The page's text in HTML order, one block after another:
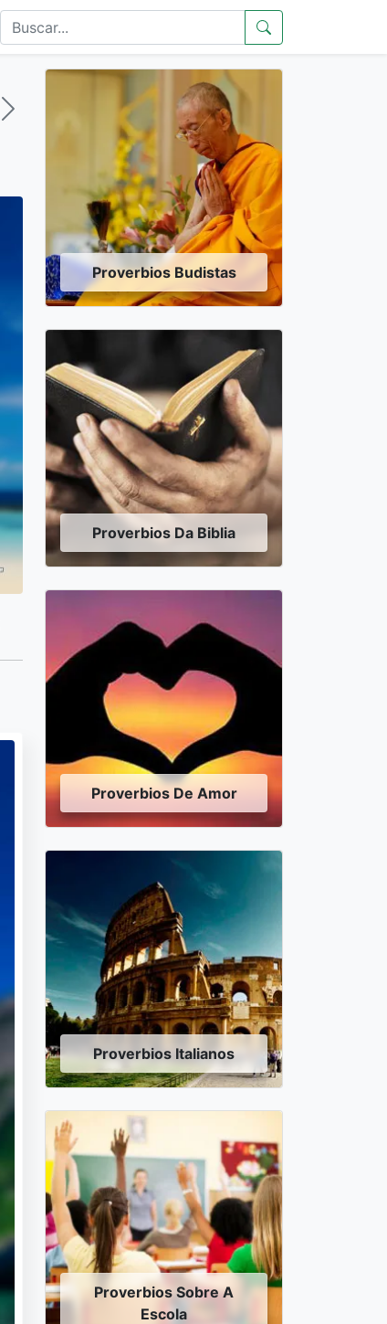
Proverbios Budistas
Proverbios Da Biblia
Proverbios De Amor
Proverbios Italianos
Proverbios Sobre A
Escola